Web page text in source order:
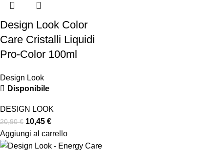
Design Look Color
Care Cristalli Liquidi
Pro-Color 100ml
Design Look
Disponibile
DESIGN LOOK
20,90€ 10,45 €
Aggiungi al carrello